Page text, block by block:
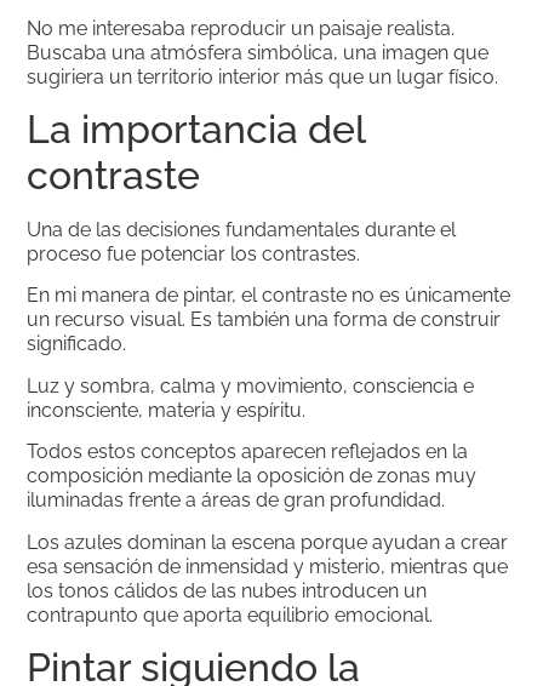
No me interesaba reproducir un paisaje realista.
Buscaba una atmósfera simbólica, una imagen que
sugiriera un territorio interior más que un lugar físico.
La importancia del
contraste
Una de las decisiones fundamentales durante el
proceso fue potenciar los contrastes.
En mi manera de pintar, el contraste no es únicamente
un recurso visual. Es también una forma de construir
significado.
Luz y sombra, calma y movimiento, consciencia e
inconsciente, materia y espíritu.
Todos estos conceptos aparecen reflejados en la
composición mediante la oposición de zonas muy
iluminadas frente a áreas de gran profundidad.
Los azules dominan la escena porque ayudan a crear
esa sensación de inmensidad y misterio, mientras que
los tonos cálidos de las nubes introducen un
contrapunto que aporta equilibrio emocional.
Pintar siguiendo la